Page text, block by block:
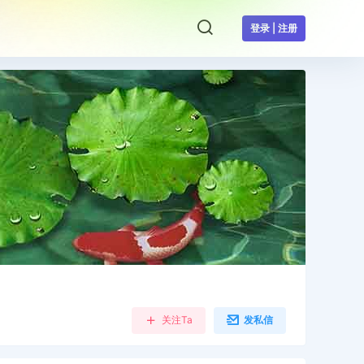
登录 | 注册
关注Ta 发私信